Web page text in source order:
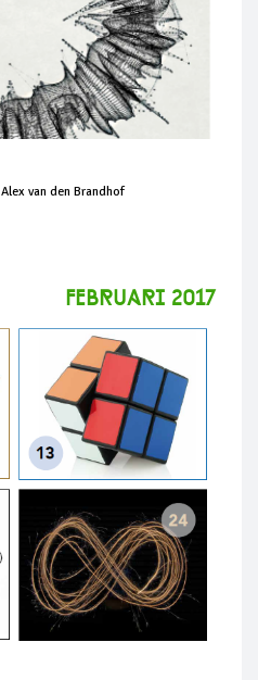
Alex van den Brandhof
februari 2017